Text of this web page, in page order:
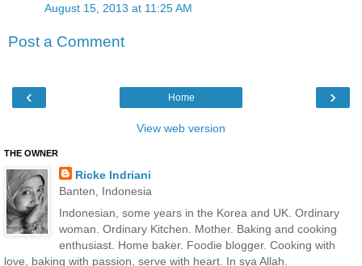
August 15, 2013 at 11:25 AM
Post a Comment
‹ ›
Home
View web version
THE OWNER
Ricke Indriani
Banten, Indonesia
Indonesian, some years in the Korea and UK. Ordinary
woman. Ordinary Kitchen. Mother. Baking and cooking
enthusiast. Home baker. Foodie blogger. Cooking with
love, baking with passion, serve with heart. In sya Allah.